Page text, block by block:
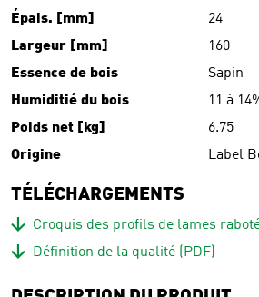
Épais. [mm]
24
Largeur [mm]
160
Essence de bois
Sapin
Humiditié du bois
11 à
Poids net [kg]
6.75
Origine
Label
TÉLÉCHARGEMENTS
Download
Croquis des profils de lames
Download
Définition de la qualité (PDF)